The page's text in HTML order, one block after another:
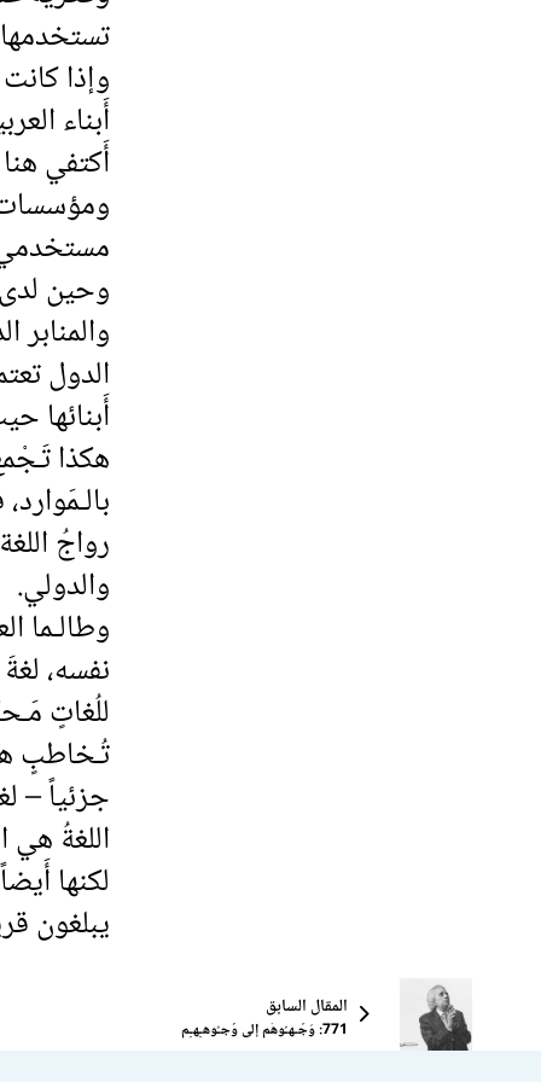
تستخدمها
وإذا
أَبناء
أَكتفي
ومؤسسات
مستخدمي
وحين لدى
الدول
أَبنائها
هكذا
رواجُ
والدولي.
وطالـما
نفسه،
للُغاتٍ
تُـخاطبٍ
جزئياً –
اللغةُ
لكنها
يبلغون
المقال السابق
771: وَجِّـهـُوهُم إلى وُجـُوهـِهـِم